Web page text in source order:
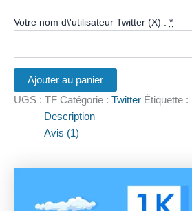
Votre nom d\'utilisateur Twitter (X) : *
Ajouter au panier
UGS : TF Catégorie : Twitter Étiquette :
Description
Avis (1)